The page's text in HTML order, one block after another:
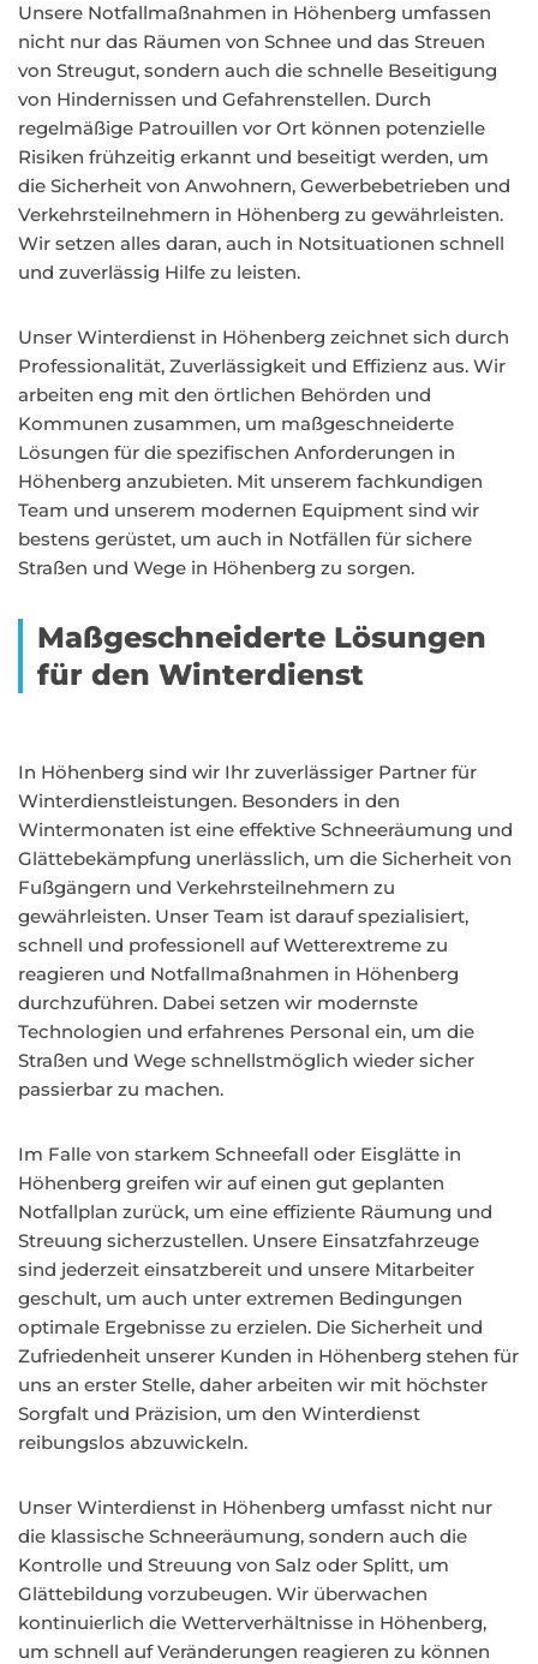
Unsere Notfallmaßnahmen in Höhenberg umfassen
nicht nur das Räumen von Schnee und das Streuen
von Streugut, sondern auch die schnelle Beseitigung
von Hindernissen und Gefahrenstellen. Durch
regelmäßige Patrouillen vor Ort können potenzielle
Risiken frühzeitig erkannt und beseitigt werden, um
die Sicherheit von Anwohnern, Gewerbebetrieben und
Verkehrsteilnehmern in Höhenberg zu gewährleisten.
Wir setzen alles daran, auch in Notsituationen schnell
und zuverlässig Hilfe zu leisten.
Unser Winterdienst in Höhenberg zeichnet sich durch
Professionalität, Zuverlässigkeit und Effizienz aus. Wir
arbeiten eng mit den örtlichen Behörden und
Kommunen zusammen, um maßgeschneiderte
Lösungen für die spezifischen Anforderungen in
Höhenberg anzubieten. Mit unserem fachkundigen
Team und unserem modernen Equipment sind wir
bestens gerüstet, um auch in Notfällen für sichere
Straßen und Wege in Höhenberg zu sorgen.
Maßgeschneiderte Lösungen
für den Winterdienst
In Höhenberg sind wir Ihr zuverlässiger Partner für
Winterdienstleistungen. Besonders in den
Wintermonaten ist eine effektive Schneeräumung und
Glättebekämpfung unerlässlich, um die Sicherheit von
Fußgängern und Verkehrsteilnehmern zu
gewährleisten. Unser Team ist darauf spezialisiert,
schnell und professionell auf Wetterextreme zu
reagieren und Notfallmaßnahmen in Höhenberg
durchzuführen. Dabei setzen wir modernste
Technologien und erfahrenes Personal ein, um die
Straßen und Wege schnellstmöglich wieder sicher
passierbar zu machen.
Im Falle von starkem Schneefall oder Eisglätte in
Höhenberg greifen wir auf einen gut geplanten
Notfallplan zurück, um eine effiziente Räumung und
Streuung sicherzustellen. Unsere Einsatzfahrzeuge
sind jederzeit einsatzbereit und unsere Mitarbeiter
geschult, um auch unter extremen Bedingungen
optimale Ergebnisse zu erzielen. Die Sicherheit und
Zufriedenheit unserer Kunden in Höhenberg stehen für
uns an erster Stelle, daher arbeiten wir mit höchster
Sorgfalt und Präzision, um den Winterdienst
reibungslos abzuwickeln.
Unser Winterdienst in Höhenberg umfasst nicht nur
die klassische Schneeräumung, sondern auch die
Kontrolle und Streuung von Salz oder Splitt, um
Glättebildung vorzubeugen. Wir überwachen
kontinuierlich die Wetterverhältnisse in Höhenberg,
um schnell auf Veränderungen reagieren zu können